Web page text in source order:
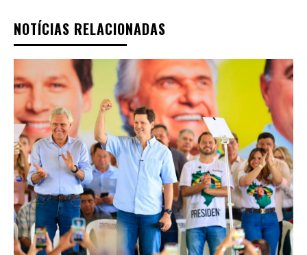
NOTÍCIAS RELACIONADAS